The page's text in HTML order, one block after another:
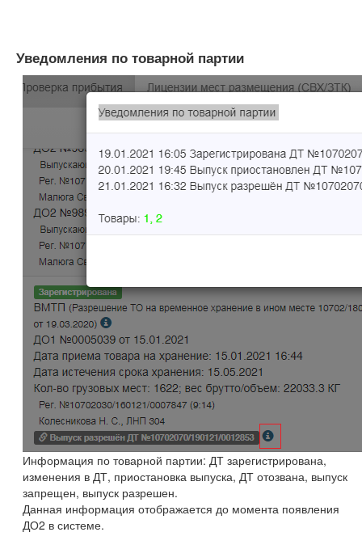
Уведомления по товарной партии
Информация по товарной партии: ДТ зарегистрирована,
изменения в ДТ, приостановка выпуска, ДТ отозвана, выпуск
запрещен, выпуск разрешен.
Данная информация отображается до момента появления
ДО2 в системе.